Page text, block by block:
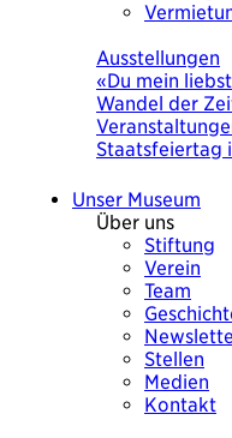
Ausstellungen
Was heute
von Ursula
KulturSuppe
Unser Museum
Über uns
Stiftung
Verein
Team
Stellen
Medien
Kontakt